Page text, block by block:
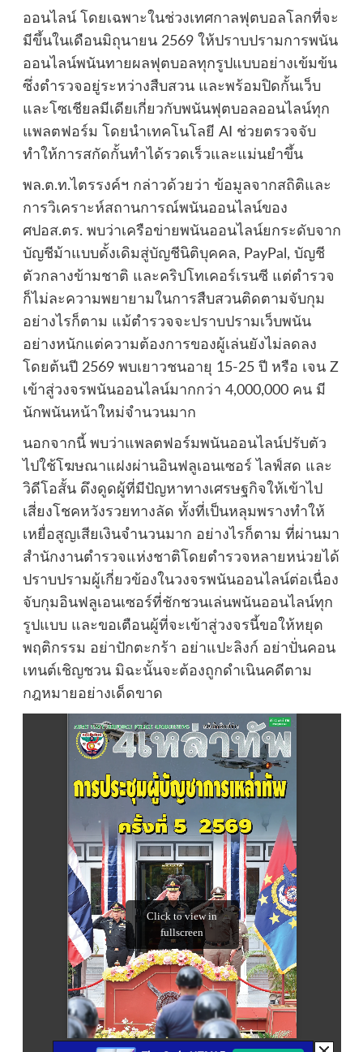
ออนไลน์ โดยเฉพาะในช่วงเทศกาลฟุตบอลโลกที่จะ
มีขึ้นในเดือนมิถุนายน 2569 ให้ปราบปรามการพนัน
ออนไลน์พนันทายผลฟุตบอลทุกรูปแบบอย่างเข้มข้น
ซึ่งตำรวจอยู่ระหว่างสืบสวน และพร้อมปิดกั้นเว็บ
และโซเชียลมีเดียเกี่ยวกับพนันฟุตบอลออนไลน์ทุก
แพลตฟอร์ม โดยนำเทคโนโลยี AI ช่วยตรวจจับ
ทำให้การสกัดกั้นทำได้รวดเร็วและแม่นยำขึ้น
พล.ต.ท.ไตรรงค์ฯ กล่าวด้วยว่า ข้อมูลจากสถิติและ
การวิเคราะห์สถานการณ์พนันออนไลน์ของ
ศปอส.ตร. พบว่าเครือข่ายพนันออนไลน์ยกระดับจาก
บัญชีม้าแบบดั้งเดิมสู่บัญชีนิติบุคคล, PayPal, บัญชี
ตัวกลางข้ามชาติ และคริปโทเคอร์เรนซี แต่ตำรวจ
ก็ไม่ละความพยายามในการสืบสวนติดตามจับกุม
อย่างไรก็ตาม แม้ตำรวจจะปราบปรามเว็บพนัน
อย่างหนักแต่ความต้องการของผู้เล่นยังไม่ลดลง
โดยต้นปี 2569 พบเยาวชนอายุ 15-25 ปี หรือ เจน Z
เข้าสู่วงจรพนันออนไลน์มากกว่า 4,000,000 คน มี
นักพนันหน้าใหม่จำนวนมาก
นอกจากนี้ พบว่าแพลตฟอร์มพนันออนไลน์ปรับตัว
ไปใช้โฆษณาแฝงผ่านอินฟลูเอนเซอร์ ไลฟ์สด และ
วิดีโอสั้น ดึงดูดผู้ที่มีปัญหาทางเศรษฐกิจให้เข้าไป
เสี่ยงโชคหวังรวยทางลัด ทั้งที่เป็นหลุมพรางทำให้
เหยื่อสูญเสียเงินจำนวนมาก อย่างไรก็ตาม ที่ผ่านมา
สำนักงานตำรวจแห่งชาติโดยตำรวจหลายหน่วยได้
ปราบปรามผู้เกี่ยวข้องในวงจรพนันออนไลน์ต่อเนื่อง
จับกุมอินฟลูเอนเซอร์ที่ชักชวนเล่นพนันออนไลน์ทุก
รูปแบบ และขอเตือนผู้ที่จะเข้าสู่วงจรนี้ขอให้หยุด
พฤติกรรม อย่าปักตะกร้า อย่าแปะลิงก์ อย่าปั่นคอน
เทนต์เชิญชวน มิฉะนั้นจะต้องถูกดำเนินคดีตาม
กฎหมายอย่างเด็ดขาด